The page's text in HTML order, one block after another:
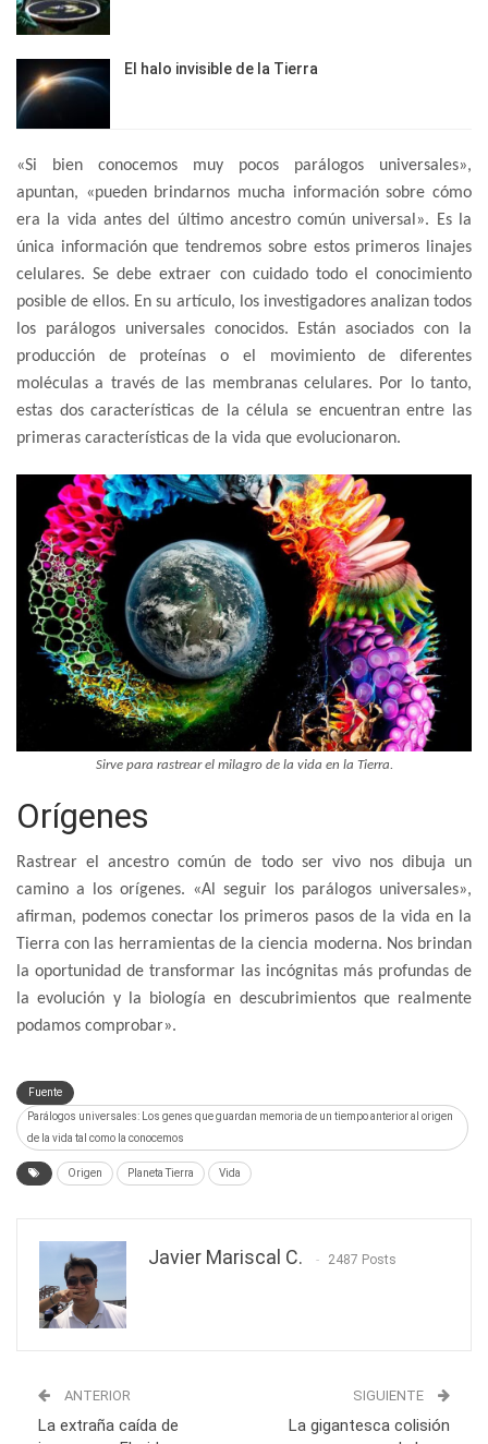
El halo invisible de la Tierra
«Si bien conocemos muy pocos parálogos universales»,
apuntan, «pueden brindarnos mucha información sobre cómo
era la vida antes del último ancestro común universal». Es la
única información que tendremos sobre estos primeros linajes
celulares. Se debe extraer con cuidado todo el conocimiento
posible de ellos. En su artículo, los investigadores analizan todos
los parálogos universales conocidos. Están asociados con la
producción de proteínas o el movimiento de diferentes
moléculas a través de las membranas celulares. Por lo tanto,
estas dos características de la célula se encuentran entre las
primeras características de la vida que evolucionaron.
Sirve para rastrear el milagro de la vida en la Tierra.
Orígenes
Rastrear el ancestro común de todo ser vivo nos dibuja un
camino a los orígenes. «Al seguir los parálogos universales»,
afirman, podemos conectar los primeros pasos de la vida en la
Tierra con las herramientas de la ciencia moderna. Nos brindan
la oportunidad de transformar las incógnitas más profundas de
la evolución y la biología en descubrimientos que realmente
podamos comprobar».
Fuente
Parálogos universales: Los genes que guardan memoria de un tiempo anterior al origen
de la vida tal como la conocemos
Origen Planeta Tierra Vida
Javier Mariscal C. 2487 Posts
ANTERIOR
La extraña caída de
SIGUIENTE
La gigantesca colisión